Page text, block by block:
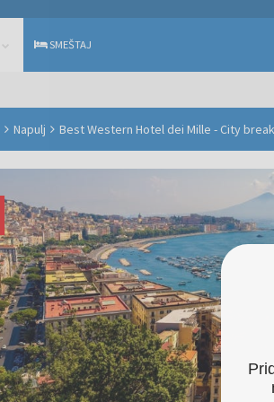
SMEŠTAJ
Napulj Best Western Hotel dei Mille - City